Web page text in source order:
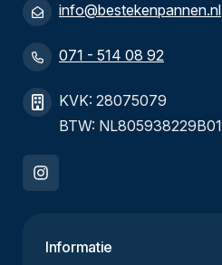
info@bestekenpannen.nl
071 - 514 08 92
KVK: 28075079
BTW: NL805938229B01
Informatie